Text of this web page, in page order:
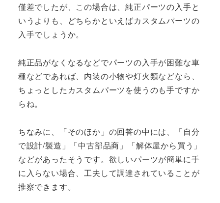
僅差でしたが、この場合は、純正パーツの入手と
いうよりも、どちらかといえばカスタムパーツの
入手でしょうか。
純正品がなくなるなどでパーツの入手が困難な車
種などであれば、内装の小物や灯火類などなら、
ちょっとしたカスタムパーツを使うのも手ですか
らね。
ちなみに、「そのほか」の回答の中には、「自分
で設計/製造」「中古部品商」「解体屋から買う」
などがあったそうです。欲しいパーツが簡単に手
に入らない場合、工夫して調達されていることが
推察できます。